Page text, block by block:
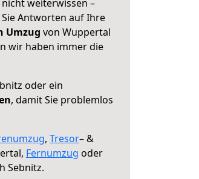
weiterwissen –
Antworten auf Ihre
Umzug von Wuppertal
wir haben immer die
oder ein
, damit Sie problemlos
, Tresor– &
Fernumzug oder
Sebnitz.